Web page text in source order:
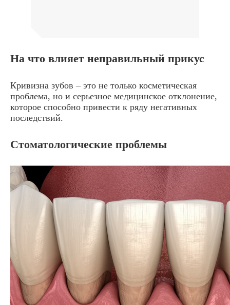
На что влияет неправильный прикус
Кривизна зубов – это не только косметическая
проблема, но и серьезное медицинское отклонение,
которое способно привести к ряду негативных
последствий.
Стоматологические проблемы